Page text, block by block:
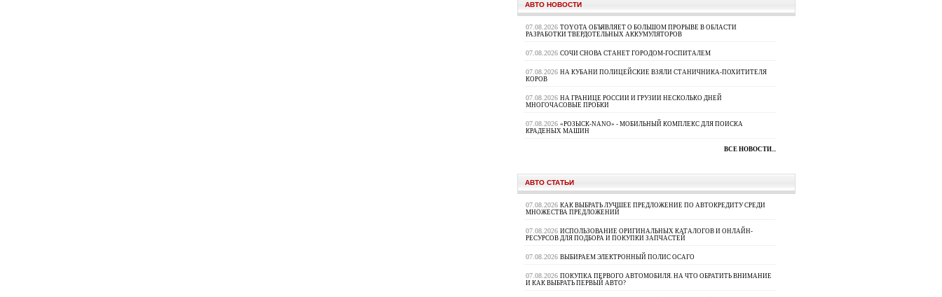
АВТО НОВОСТИ
07.08.2026 TOYOTA ОБЪЯВЛЯЕТ О БОЛЬШОМ ПРОРЫВЕ В ОБЛАСТИ
РАЗРАБОТКИ ТВЕРДОТЕЛЬНЫХ АККУМУЛЯТОРОВ
07.08.2026 СОЧИ СНОВА СТАНЕТ ГОРОДОМ-ГОСПИТАЛЕМ
07.08.2026 НА КУБАНИ ПОЛИЦЕЙСКИЕ ВЗЯЛИ СТАНИЧНИКА-ПОХИТИТЕЛЯ
КОРОВ
07.08.2026 НА ГРАНИЦЕ РОССИИ И ГРУЗИИ НЕСКОЛЬКО ДНЕЙ
МНОГОЧАСОВЫЕ ПРОБКИ
07.08.2026 «РОЗЫСК-NANO» - МОБИЛЬНЫЙ КОМПЛЕКС ДЛЯ ПОИСКА
КРАДЕНЫХ МАШИН
ВСЕ НОВОСТИ...
АВТО СТАТЬИ
07.08.2026 КАК ВЫБРАТЬ ЛУЧШЕЕ ПРЕДЛОЖЕНИЕ ПО АВТОКРЕДИТУ СРЕДИ
МНОЖЕСТВА ПРЕДЛОЖЕНИЙ
07.08.2026 ИСПОЛЬЗОВАНИЕ ОРИГИНАЛЬНЫХ КАТАЛОГОВ И ОНЛАЙН-
РЕСУРСОВ ДЛЯ ПОДБОРА И ПОКУПКИ ЗАПЧАСТЕЙ
07.08.2026 ВЫБИРАЕМ ЭЛЕКТРОННЫЙ ПОЛИС ОСАГО
07.08.2026 ПОКУПКА ПЕРВОГО АВТОМОБИЛЯ. НА ЧТО ОБРАТИТЬ ВНИМАНИЕ
И КАК ВЫБРАТЬ ПЕРВЫЙ АВТО?